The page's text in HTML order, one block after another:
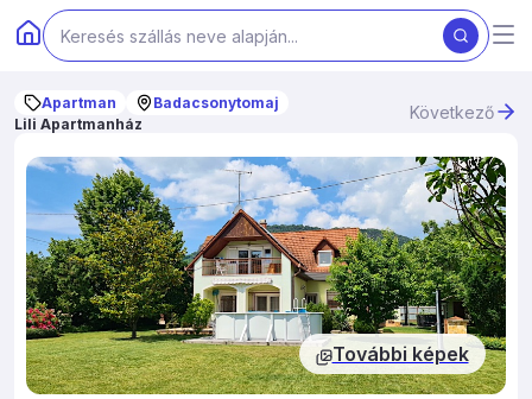
Apartman
Badacsonytomaj
Lili Apartmanház
Következő
További képek